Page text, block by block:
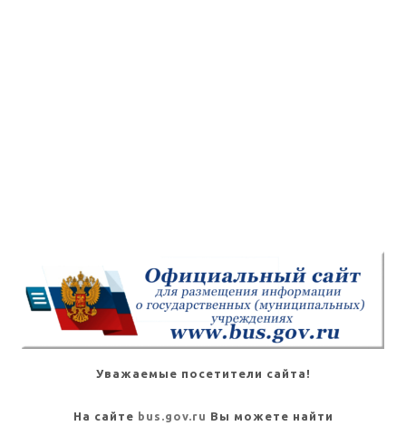
Уважаемые посетители сайта!
На сайте bus.gov.ru Вы можете найти